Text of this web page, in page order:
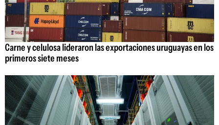
Carne y celulosa lideraron las exportaciones uruguayas en los
primeros siete meses